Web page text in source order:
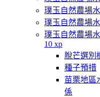
璞玉自然農場
璞玉自然農場
璞玉自然農場
10 xp
脫芒選別
種子預措
苗栗地區
係